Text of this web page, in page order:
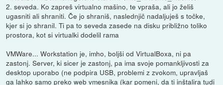
2. seveda. Ko zapreš virtualno mašino, te vpraša, ali jo želiš
ugasniti ali shraniti. Če jo shraniš, naslednjič nadaljuješ s točke,
kjer si jo shranil. Ti pa to seveda zasede na disku približno toliko
prostora, kot si virtualki dodelil rama
VMWare... Workstation je, imho, boljši od VirtualBoxa, ni pa
zastonj. Server, ki sicer je zastonj, pa ima svoje pomankljivosti za
desktop uporabo (ne podpira USB, problemi z zvokom, upravljaš
ga lahko samo preko web vmesnika (kar pomeni, da ti inštalira tudi